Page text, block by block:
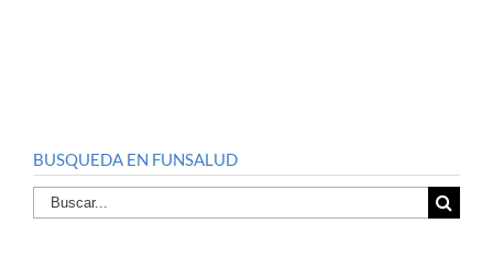
BUSQUEDA EN FUNSALUD
Buscar
por: